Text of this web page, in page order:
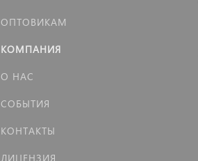
ОПТОВИКАМ
КОМПАНИЯ
О НАС
СОБЫТИЯ
КОНТАКТЫ
ЛИЦЕНЗИЯ